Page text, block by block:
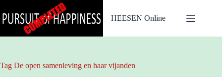
naar
de
HEESEN Online
Tag De open samenleving en haar vijanden